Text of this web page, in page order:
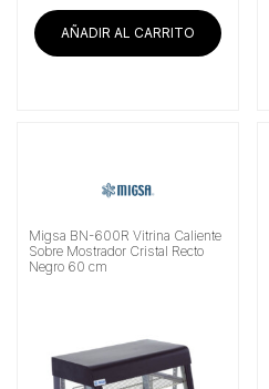
AÑADIR AL CARRITO
Migsa BN-600R Vitrina Caliente
Sobre Mostrador Cristal Recto
Negro 60 cm